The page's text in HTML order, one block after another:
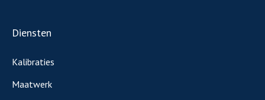
Diensten
Kalibraties
Maatwerk